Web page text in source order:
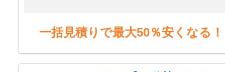
スタッフの方の対応もとても素晴らし
強いて言うならば、引越しスタート
一括見積りで最大50％安くなる！